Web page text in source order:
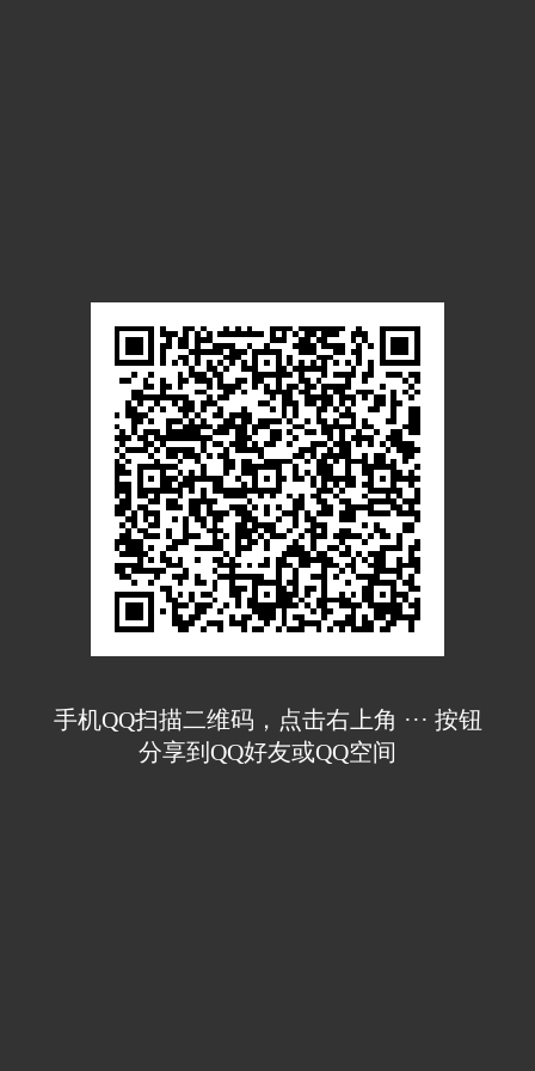
手机QQ扫描二维码，点击右上角 ··· 按钮
分享到QQ好友或QQ空间